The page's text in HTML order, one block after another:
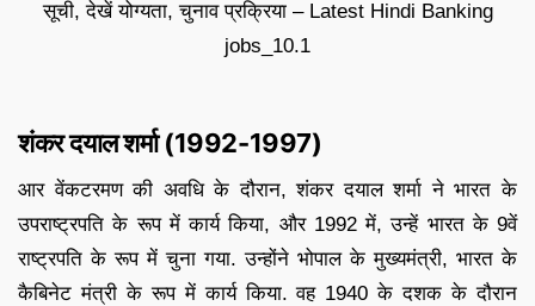
शंकर दयाल शर्मा (1992-1997)
आर वेंकटरमण की अवधि के दौरान, शंकर दयाल शर्मा ने भारत के
उपराष्ट्रपति के रूप में कार्य किया, और 1992 में, उन्हें भारत के 9वें
राष्ट्रपति के रूप में चुना गया. उन्होंने भोपाल के मुख्यमंत्री, भारत के
कैबिनेट मंत्री के रूप में कार्य किया. वह 1940 के दशक के दौरान